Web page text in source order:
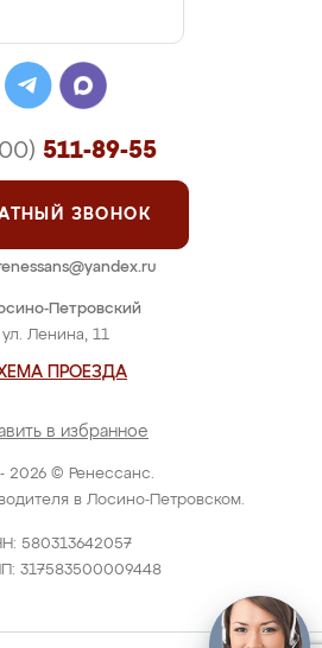
2026 © Ренессанс.
в Лосино-Петровском.
580313642057
317583500009448
Петровский
ул. Ленина, 11
ПРОЕЗДА
в избранное
511-89-55
ЗВОНОК